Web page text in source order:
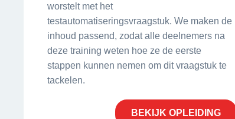
worstelt met het
testautomatiseringsvraagstuk. We maken de
inhoud passend, zodat alle deelnemers na
deze training weten hoe ze de eerste
stappen kunnen nemen om dit vraagstuk te
tackelen.
BEKIJK OPLEIDING